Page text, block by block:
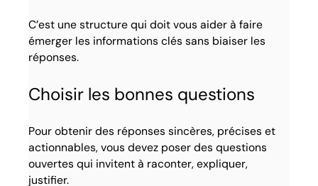
C’est une structure qui doit vous aider à faire
émerger les informations clés sans biaiser les
réponses.
Choisir les bonnes questions
Pour obtenir des réponses sincères, précises et
actionnables, vous devez poser des questions
ouvertes qui invitent à raconter, expliquer,
justifier.